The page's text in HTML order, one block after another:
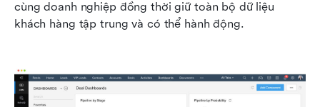
cùng doanh nghiệp đồng thời giữ toàn bộ dữ liệu
khách hàng tập trung và có thể hành động.